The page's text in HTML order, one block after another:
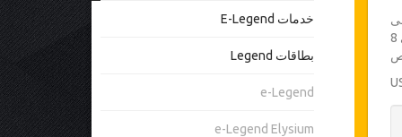
خدمات E-Legend
بطاقات Legend
e-Legend
e-Legend Elysium
سوسة - حد أقصى 8